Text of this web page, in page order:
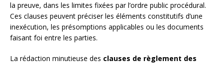
la preuve, dans les limites fixées par l’ordre public procédural.
Ces clauses peuvent préciser les éléments constitutifs d’une
inexécution, les présomptions applicables ou les documents
faisant foi entre les parties.
La rédaction minutieuse des clauses de règlement des